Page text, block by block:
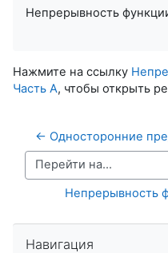
Непрерывность
Нажмите на ссылку
Часть A, чтобы открыть
← Односторонние
Перейти на...
Непрерывность
Навигация